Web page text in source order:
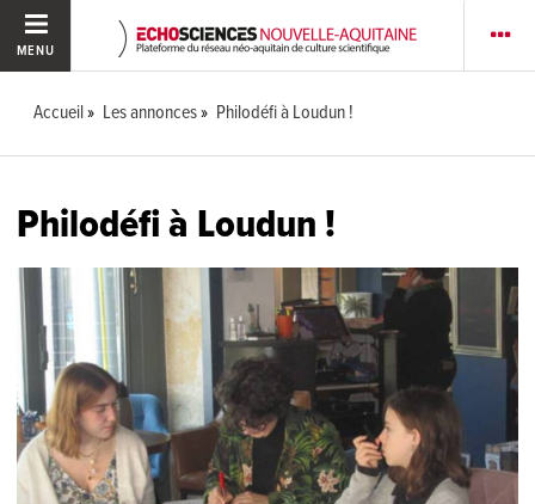
MENU
Accueil Les annonces Philodéfi à Loudun !
Philodéfi à Loudun !